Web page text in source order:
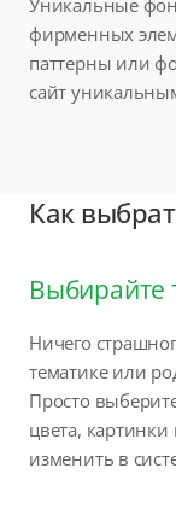
фирменных
паттерны или
сайт
Как
Выбирайте
Ничего
тематике или
Просто
цвета,
изменить в